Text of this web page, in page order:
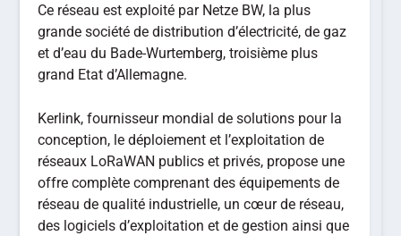
Ce réseau est exploité par Netze BW, la plus
grande société de distribution d’électricité, de gaz
et d’eau du Bade-Wurtemberg, troisième plus
grand Etat d’Allemagne.
Kerlink, fournisseur mondial de solutions pour la
conception, le déploiement et l’exploitation de
réseaux LoRaWAN publics et privés, propose une
offre complète comprenant des équipements de
réseau de qualité industrielle, un cœur de réseau,
des logiciels d’exploitation et de gestion ainsi que